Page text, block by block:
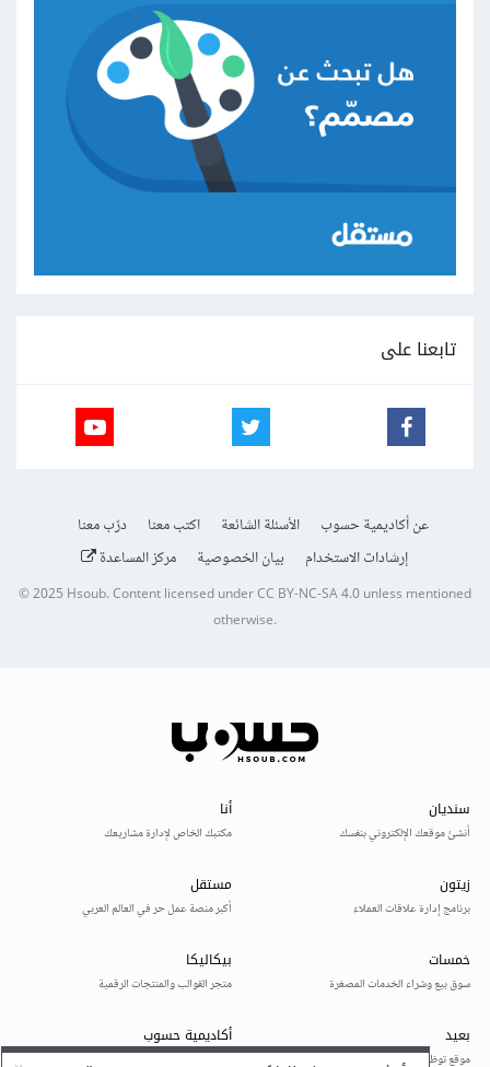
تابعنا على
عن أكاديمية حسوب الأسئلة الشائعة اكتب معنا
درّب معنا
إرشادات الاستخدام
بيان الخصوصية مركز المساعدة
© 2025Hsoub.Content licensed underCC BY-NC-SA 4.0unless mentioned
otherwise.